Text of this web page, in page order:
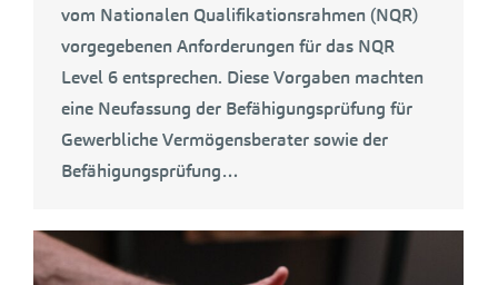
vom Nationalen Qualifikationsrahmen (NQR)
vorgegebenen Anforderungen für das NQR
Level 6 entsprechen. Diese Vorgaben machten
eine Neufassung der Befähigungsprüfung für
Gewerbliche Vermögensberater sowie der
Befähigungsprüfung…